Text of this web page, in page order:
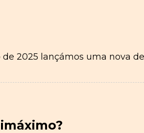
2025 lançámos uma nova